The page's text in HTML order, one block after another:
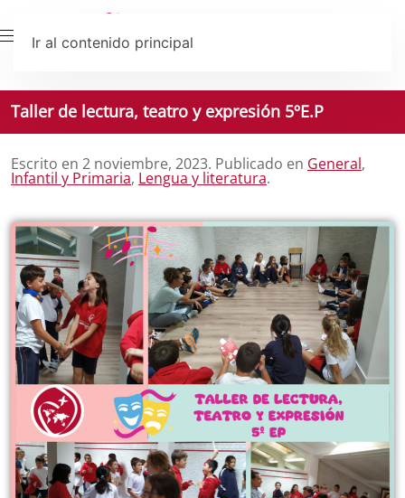
Ir al contenido principal
Taller de lectura, teatro y expresión 5ºE.P
Escrito en 2 noviembre, 2023. Publicado en General,
Infantil y Primaria, Lengua y literatura.